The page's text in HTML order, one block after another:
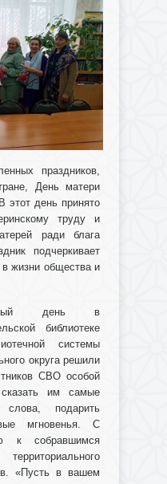
праздников,
День матери
этот день принято
труду и
ради блага
подчеркивает
жизни общества и
день в
библиотеке
системы
округа решили
СВО особой
им самые
подарить
мгновенья. С
к собравшимся
«Пусть в вашем